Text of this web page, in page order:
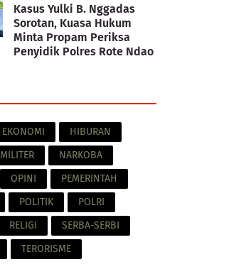
Kasus Yulki B. Nggadas
Sorotan, Kuasa Hukum
Minta Propam Periksa
Penyidik Polres Rote Ndao
EKONOMI
HIBURAN
MILITER
NARKOBA
OPINI
PEMERINTAH
POLITIK
POLRI
RELIGI
SERBA-SERBI
TERORISME